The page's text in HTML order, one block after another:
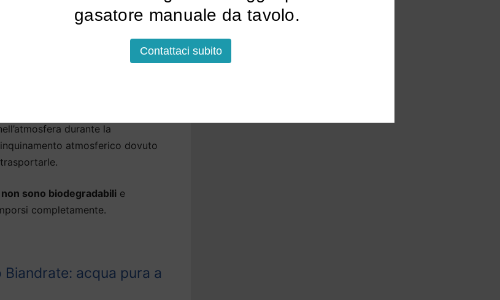
che aiutano
gusto dell’acqua del rubinetto di
durante la
atmosferico dovuto
sono biodegradabili e
completamente.
acqua pura a
gasatore manuale da tavolo.
Contattaci subito